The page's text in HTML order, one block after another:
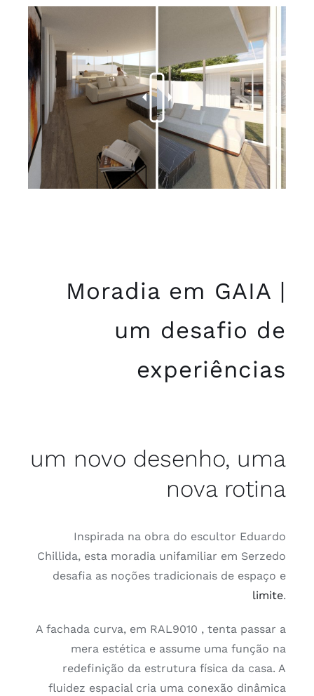
Moradia em GAIA |
um desafio de
experiências
um novo desenho, uma
nova rotina
Inspirada na obra do escultor Eduardo
Chillida, esta moradia unifamiliar em Serzedo
desafia as noções tradicionais de espaço e
limite.
A fachada curva, em RAL9010 , tenta passar a
mera estética e assume uma função na
redefinição da estrutura física da casa. A
fluidez espacial cria uma conexão dinâmica